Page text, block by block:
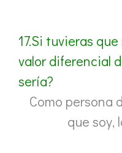
17.Si tuvieras
valor diferencial
sería?
Como persona
que soy,